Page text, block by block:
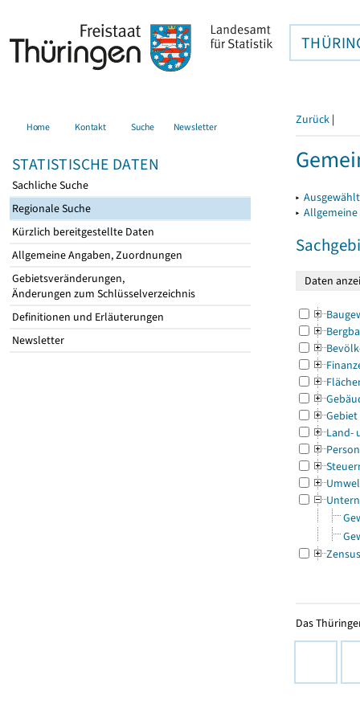
Home Kontakt Suche Newsletter
STATISTISCHE DATEN
Sachliche Suche
Regionale Suche
Kürzlich bereitgestellte Daten
Allgemeine Angaben, Zuordnungen
Gebietsveränderungen,
Änderungen zum Schlüsselverzeichnis
Definitionen und Erläuterungen
Newsletter
Zurück |
▸
▸
Gebiet
Land-
Zensus
Das